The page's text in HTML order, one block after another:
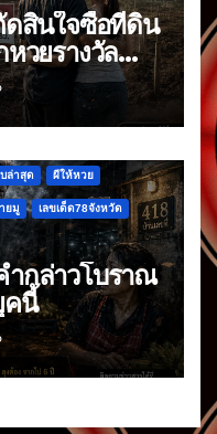
ดสินใจซื้อที่ดิน
วยรางวัล
ล่าสุด ผีให้หวย
ยมู เลขเด็ด78จังหวัด
กล่าวโบราณ
คนี้